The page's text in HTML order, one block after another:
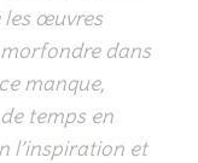
les œuvres
dans
manque,
temps en
l’inspiration et